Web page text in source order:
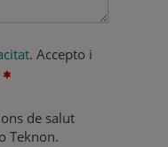
. Accepto i
de salut
Teknon.